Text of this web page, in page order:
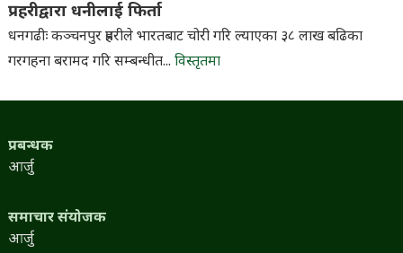
प्रहरीद्वारा धनीलाई फिर्ता
धनगढीः कञ्चनपुर प्रहरीले भारतबाट चोरी गरि ल्याएका ३८ लाख बढिका
गरगहना बरामद गरि सम्बन्धीत... विस्तृतमा
प्रबन्धक
आर्जु
समाचार संयोजक
आर्जु